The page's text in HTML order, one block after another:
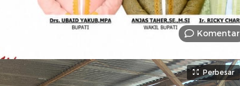
Komentar
Perbesar